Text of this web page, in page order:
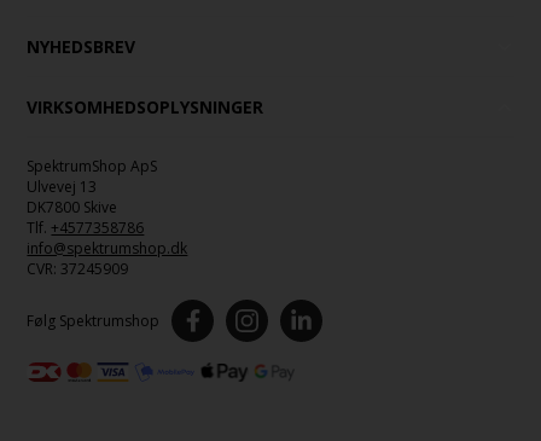
NYHEDSBREV
VIRKSOMHEDSOPLYSNINGER
SpektrumShop ApS
Ulvevej 13
DK7800 Skive
Tlf. +4577358786
info@spektrumshop.dk
CVR: 37245909
Følg Spektrumshop